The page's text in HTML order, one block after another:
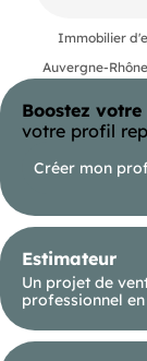
- Vénissieux
la location à
projet sur un
local
d'une
comprenant
local
parkings
depuis le
Route En
et l'A7 SNCF
Bus Bus TCL
Immobilier
Auvergne-
Boostez
votre profil
Créer mon
Estimateur
Un projet de
professionnel